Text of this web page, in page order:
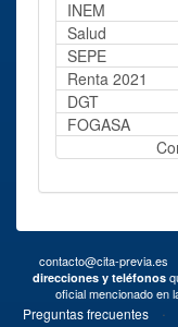
INEM
Salud
SEPE
Renta 2021
DGT
FOGASA
contacto@cita-previa.es
direcciones y teléfonos
oficial mencionado en
Preguntas frecuentes·